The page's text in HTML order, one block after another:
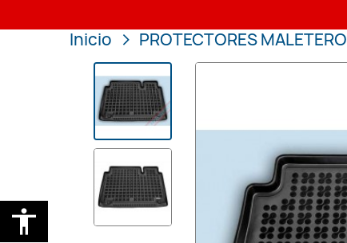
Inicio PROTECTORES MALETERO
accessibility